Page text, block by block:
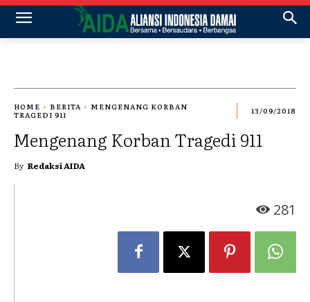
HOME BERITA
MENGENANG KORBAN
TRAGEDI 911
13/09/2018
Mengenang Korban Tragedi 911
By Redaksi AIDA
281